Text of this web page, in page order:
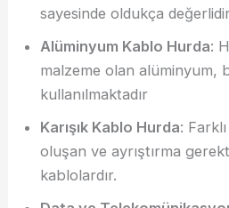
sayesinde oldukça
Alüminyum Kablo Hurda:
malzeme olan alüminyum,
kullanılmaktadır
Karışık Kablo Hurda:
oluşan ve ayrıştırma
kablolardır.